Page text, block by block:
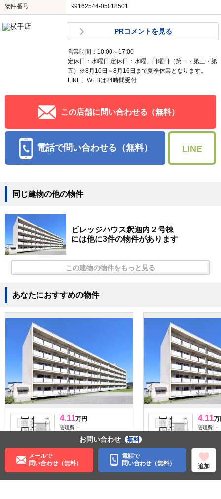
物件番号 99162544-05018501
PRコメントを見る
営業時間：10:00～17:00
定休日：水曜日 定休日：水曜、日曜日（第一・第三・第
五）※8月10日～8月16日まで夏季休業となります。
LINE、WEBは24時間受付
この店舗に問い合わせる（無料）
電話で問い合わせる（無料） LINE
同じ建物の他の物件
ビレッジハウス釈迦内２号棟
には他に3件の物件があります
この建物の物件をもっと見る
あなたにおすすめの物件
4.11万円
管理費:－
礼 －
53.96㎡
3DK
秋田県大館市釈迦内字街道
上
4.11万
管理費:－
53.96㎡
大館駅
秋田県大
上
お問い合わせ 無料
メールで
問い合わせ（無料）
電話で
問い合わせ（無料）
追加